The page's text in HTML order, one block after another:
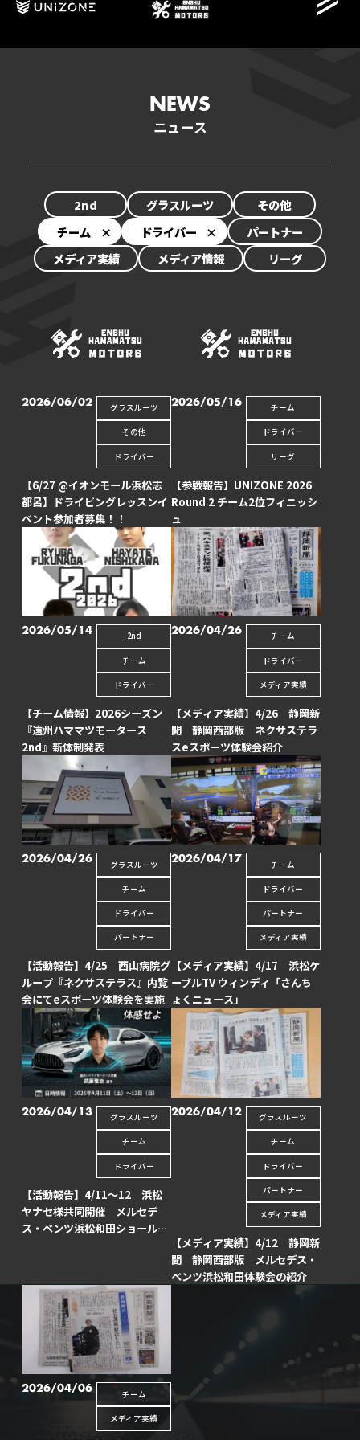
NEWS
SCHEDULE
EVENT
PARTNER
NEWS
ニュース
2nd グラスルーツ
その他
チーム
ドライバー
パートナー
メディア実績
メディア情報 リーグ
2026/06/02
グラスルーツ
その他
ドライバー
【6/27 @イオンモール浜松志
都呂】ドライビングレッスンイ
ベント参加者募集！！
2026/05/16
チーム
ドライバー
リーグ
【参戦報告】UNIZONE 2026
Round 2 チーム2位フィニッシ
ュ
2026/05/14
2nd
チーム
ドライバー
【チーム情報】2026シーズン
『遠州ハママツモータース
2nd』新体制発表
2026/04/26
チーム
ドライバー
メディア実績
【メディア実績】4/26 静岡新
聞 静岡西部版 ネクサステラ
スeスポーツ体験会紹介
2026/04/26
グラスルーツ
チーム
ドライバー
パートナー
【活動報告】4/25 西山病院グ
ループ『ネクサステラス』内覧
会にてeスポーツ体験会を実施
2026/04/17
チーム
ドライバー
パートナー
メディア実績
【メディア実績】4/17 浜松ケ
ーブルTV ウィンディ「さんち
ょくニュース」
2026/04/13
グラスルーツ
チーム
ドライバー
【活動報告】4/11～12 浜松
ヤナセ様共同開催 メルセデ
ス・ベンツ浜松和田ショールー
2026/04/12
グラスルーツ
チーム
ドライバー
パートナー
メディア実績
【メディア実績】4/12 静岡新
聞 静岡西部版 メルセデス・
ベンツ浜松和田体験会の紹介
2026/04/06
チーム
メディア実績